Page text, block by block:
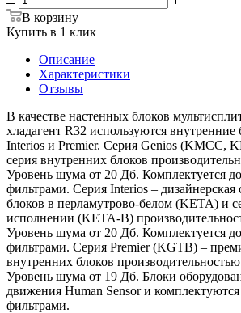
В корзину
Купить в 1 клик
Описание
Характеристики
Отзывы
В качестве настенных блоков
хладагент R32 используются внутренние
Interios и Premier. Серия Genios (KMCC,
серия внутренних блоков
Уровень шума от 20 Дб. Комплектуется
фильтрами. Серия Interios – дизайнерская
блоков в перламутрово-белом (KETA) и
исполнении (KETA-B)
Уровень шума от 20 Дб. Комплектуется
фильтрами. Серия Premier (KGTB) –
внутренних блоков
Уровень шума от 19 Дб. Блоки
движения Human Sensor и
фильтрами.